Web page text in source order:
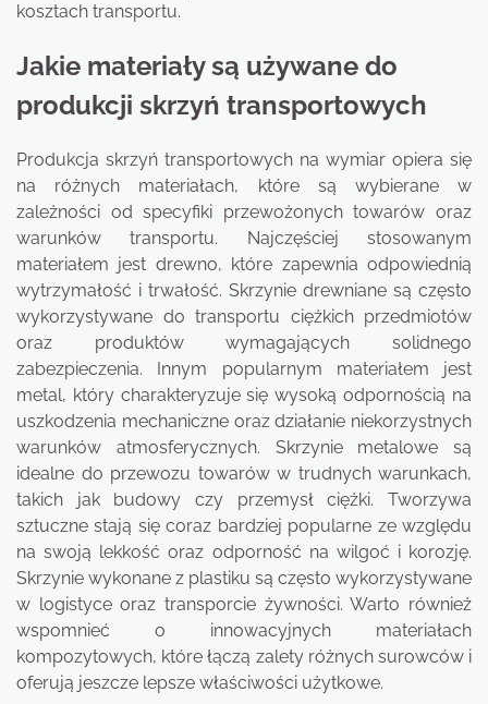
kosztach transportu.
Jakie materiały są używane do
produkcji skrzyń transportowych
Produkcja skrzyń transportowych na wymiar opiera się
na różnych materiałach, które są wybierane w
zależności od specyfiki przewożonych towarów oraz
warunków transportu. Najczęściej stosowanym
materiałem jest drewno, które zapewnia odpowiednią
wytrzymałość i trwałość. Skrzynie drewniane są często
wykorzystywane do transportu ciężkich przedmiotów
oraz produktów wymagających solidnego
zabezpieczenia. Innym popularnym materiałem jest
metal, który charakteryzuje się wysoką odpornością na
uszkodzenia mechaniczne oraz działanie niekorzystnych
warunków atmosferycznych. Skrzynie metalowe są
idealne do przewozu towarów w trudnych warunkach,
takich jak budowy czy przemysł ciężki. Tworzywa
sztuczne stają się coraz bardziej popularne ze względu
na swoją lekkość oraz odporność na wilgoć i korozję.
Skrzynie wykonane z plastiku są często wykorzystywane
w logistyce oraz transporcie żywności. Warto również
wspomnieć o innowacyjnych materiałach
kompozytowych, które łączą zalety różnych surowców i
oferują jeszcze lepsze właściwości użytkowe.